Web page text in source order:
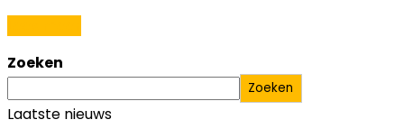
Zoeken
Zoeken
Laatste nieuws